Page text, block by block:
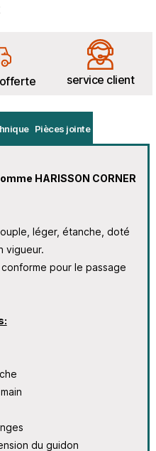
service client
Pièces jointe
HARISSON CORNER
léger, étanche, doté
vigueur.
pour le passage
du guidon